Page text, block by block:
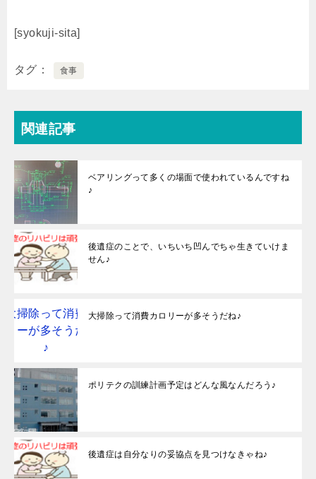
[syokuji-sita]
タグ 食事
関連記事
ベアリングって多くの場面で使われているんですね
♪
後遺症のことで、いちいち凹んでちゃ生きていけま
せん♪
大掃除って消費カロリーが多そうだね♪
ポリテクの訓練計画予定はどんな風なんだろう♪
後遺症は自分なりの妥協点を見つけなきゃね♪